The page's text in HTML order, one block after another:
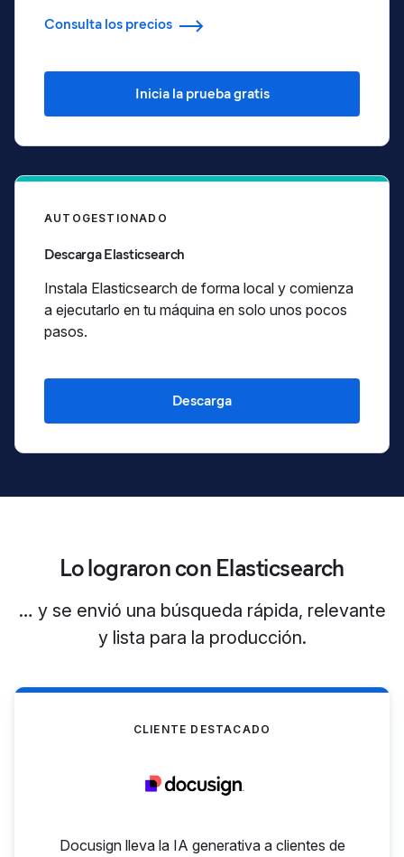
Consulta los precios
Inicia la prueba gratis
AUTOGESTIONADO
Descarga Elasticsearch
Instala Elasticsearch de forma local y comienza
a ejecutarlo en tu máquina en solo unos pocos
pasos.
Descarga
Lo lograron con Elasticsearch
… y se envió una búsqueda rápida, relevante
y lista para la producción.
CLIENTE DESTACADO
Docusign lleva la IA generativa a clientes de